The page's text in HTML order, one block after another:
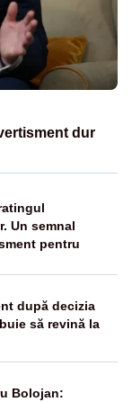
dur
Un semnal
pentru
după decizia
să revină la
Bolojan: